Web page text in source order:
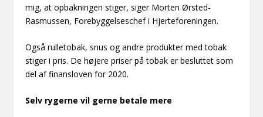
mig, at opbakningen stiger, siger Morten Ørsted-
Rasmussen, Forebyggelseschef i Hjerteforeningen.
Også rulletobak, snus og andre produkter med tobak
stiger i pris. De højere priser på tobak er besluttet som
del af finansloven for 2020.
Selv rygerne vil gerne betale mere